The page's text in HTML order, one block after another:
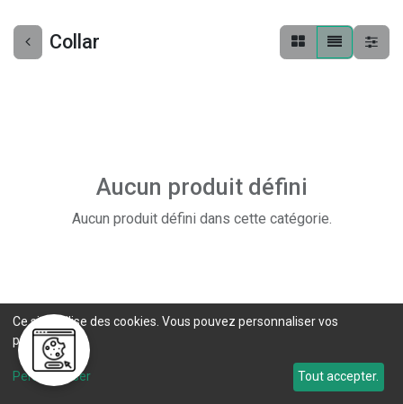
Collar
Aucun produit défini
Aucun produit défini dans cette catégorie.
Ce site utilise des cookies. Vous pouvez personnaliser vos
préférences.
Personnaliser Tout accepter.